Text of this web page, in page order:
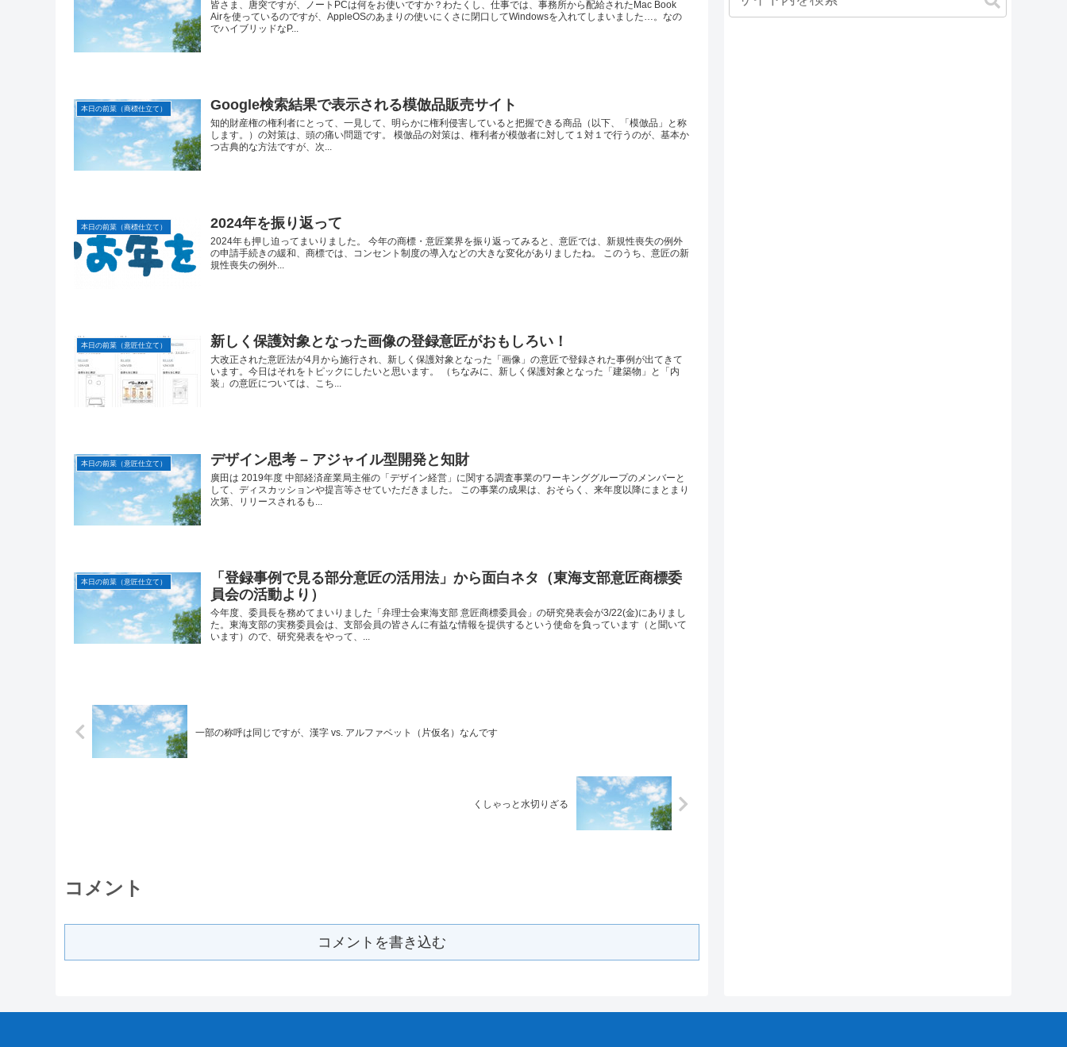
皆さま、唐突ですが、ノートPCは何をお使いですか？わたくし、仕事では、事務所から配給されたMac Book
Airを使っているのですが、AppleOSのあまりの使いにくさに閉口してWindowsを入れてしまいました…。なの
でハイブリッドなP...
本日の前菜（商標仕立て） Google検索結果で表示される模倣品販売サイト
知的財産権の権利者にとって、一見して、明らかに権利侵害していると把握できる商品（以下、「模倣品」と称
します。）の対策は、頭の痛い問題です。 模倣品の対策は、権利者が模倣者に対して１対１で行うのが、基本か
つ古典的な方法ですが、次...
本日の前菜（商標仕立て） 2024年を振り返って
2024年も押し迫ってまいりました。 今年の商標・意匠業界を振り返ってみると、意匠では、新規性喪失の例外
の申請手続きの緩和、商標では、コンセント制度の導入などの大きな変化がありましたね。 このうち、意匠の新
規性喪失の例外...
本日の前菜（意匠仕立て） 新しく保護対象となった画像の登録意匠がおもしろい！
大改正された意匠法が4月から施行され、新しく保護対象となった「画像」の意匠で登録された事例が出てきて
います。今日はそれをトピックにしたいと思います。 （ちなみに、新しく保護対象となった「建築物」と「内
装」の意匠については、こち...
本日の前菜（意匠仕立て） デザイン思考 – アジャイル型開発と知財
廣田は 2019年度 中部経済産業局主催の「デザイン経営」に関する調査事業のワーキンググループのメンバーと
して、ディスカッションや提言等させていただきました。 この事業の成果は、おそらく、来年度以降にまとまり
次第、リリースされるも...
本日の前菜（意匠仕立て）
「登録事例で見る部分意匠の活用法」から面白ネタ（東海支部意匠商標委
員会の活動より）
今年度、委員長を務めてまいりました「弁理士会東海支部 意匠商標委員会」の研究発表会が3/22(金)にありまし
た。東海支部の実務委員会は、支部会員の皆さんに有益な情報を提供するという使命を負っています（と聞いて
います）ので、研究発表をやって、...
一部の称呼は同じですが、漢字 vs. アルファベット（片仮名）なんです
くしゃっと水切りざる
コメント
コメントを書き込む